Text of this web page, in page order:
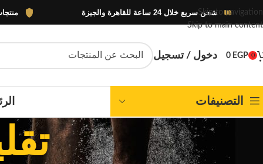
Skip to navigation
Skip to main content
منتجات أصلية 100% بضمان شحن سريع خلال 24 ساعة للقاهرة والجيزة
0
0 EGP دخول / تسجيل
التصنيفات